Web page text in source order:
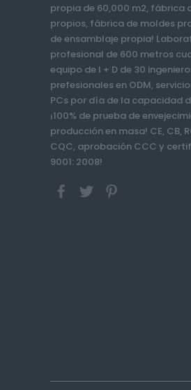
propia de 60,000 m2, fábrica
propios, fábrica de moldes
de ensamblaje propia!
profesional de 600 metros
equipo de I + D de 30
prefesionales en ODM,
PCs por día de la capacidad
¡100% de prueba de
producción en masa! CE, CB,
CQC, aprobación CCC y
9001: 2008!